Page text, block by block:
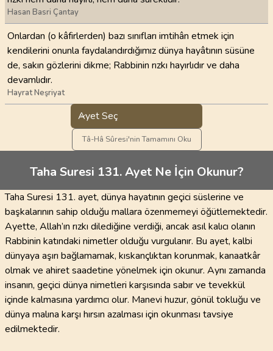
Hasan Basri Çantay
Onlardan (o kâfirlerden) bazı sınıfları imtihân etmek için
kendilerini onunla faydalandırdığımız dünya hayâtının süsüne
de, sakın gözlerini dikme; Rabbinin rızkı hayırlıdır ve daha
devamlıdır.
Hayrat Neşriyat
Ayet Seç
Tâ-Hâ Sûresi'nin Tamamını Oku
Taha Suresi 131. Ayet Ne İçin Okunur?
Taha Suresi 131. ayet, dünya hayatının geçici süslerine ve
başkalarının sahip olduğu mallara özenmemeyi öğütlemektedir.
Ayette, Allah’ın rızkı dilediğine verdiği, ancak asıl kalıcı olanın
Rabbinin katındaki nimetler olduğu vurgulanır. Bu ayet, kalbi
dünyaya aşırı bağlamamak, kıskançlıktan korunmak, kanaatkâr
olmak ve ahiret saadetine yönelmek için okunur. Aynı zamanda
insanın, geçici dünya nimetleri karşısında sabır ve tevekkül
içinde kalmasına yardımcı olur. Manevi huzur, gönül tokluğu ve
dünya malına karşı hırsın azalması için okunması tavsiye
edilmektedir.